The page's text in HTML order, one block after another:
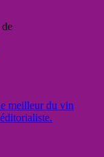
meilleur du vin